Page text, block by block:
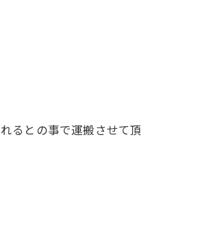
るとの事で運搬させて頂